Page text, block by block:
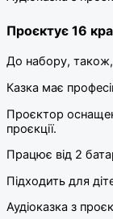
Проєктує 16
До набору, також,
Казка має
Проєктор
проєкції.
Працює від 2
Підходить для
Аудіоказка з